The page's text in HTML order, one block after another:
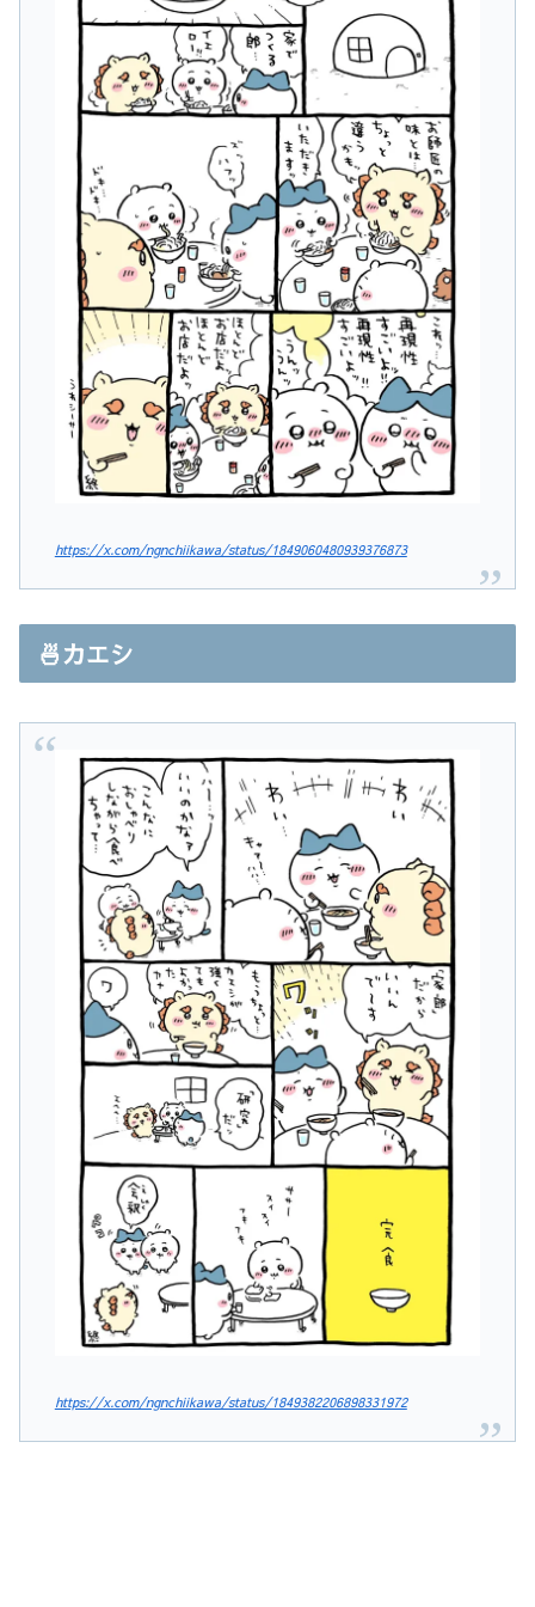
https://x.com/ngnchiikawa/status/1849060480939376873
🍜カエシ
https://x.com/ngnchiikawa/status/1849382206898331972